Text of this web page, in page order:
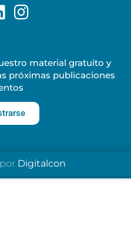
material gratuito y
próximas publicaciones
Digitalcon